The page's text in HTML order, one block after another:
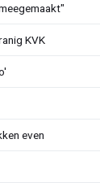
KVK
even